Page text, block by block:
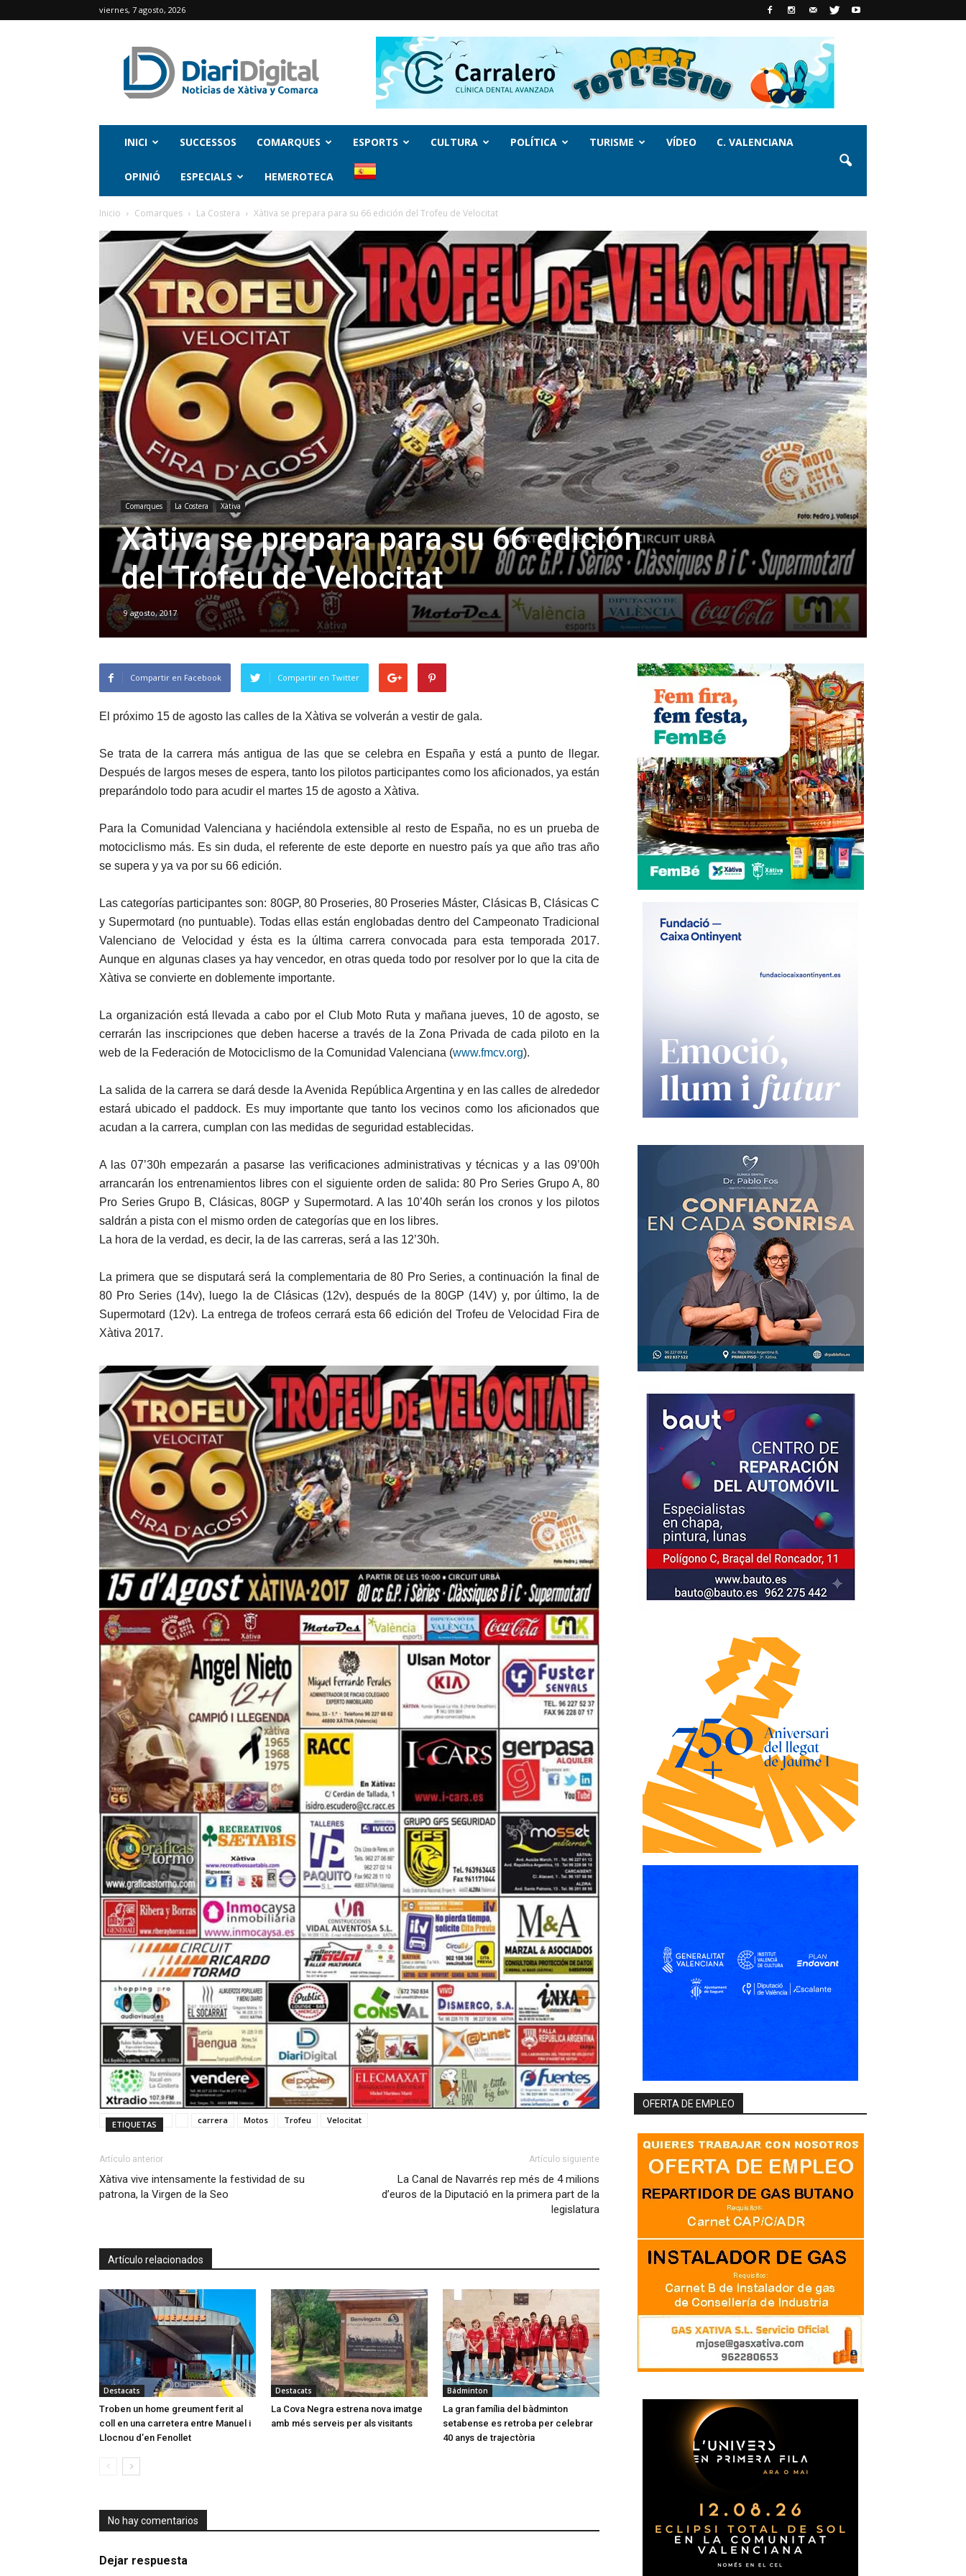
viernes, 7 agosto, 2026
INICI SUCCESSOS COMARQUES ESPORTS CULTURA POLÍTICA TURISME VÍDEO C. VALENCIANA
OPINIÓ ESPECIALS HEMEROTECA
Inicio Comarques La Costera Xàtiva se prepara para su 66 edición del Trofeu de Velocitat
Comarques La Costera Xàtiva
Xàtiva se prepara para su 66 edición
del Trofeu de Velocitat
9 agosto, 2017
Compartir en Facebook Compartir en Twitter
El próximo 15 de agosto las calles de la Xàtiva se volverán a vestir de gala.
Se trata de la carrera más antigua de las que se celebra en España y está a punto de llegar.
Después de largos meses de espera, tanto los pilotos participantes como los aficionados, ya están
preparándolo todo para acudir el martes 15 de agosto a Xàtiva.
Para la Comunidad Valenciana y haciéndola extensible al resto de España, no es un prueba de
motociclismo más. Es sin duda, el referente de este deporte en nuestro país ya que año tras año
se supera y ya va por su 66 edición.
Las categorías participantes son: 80GP, 80 Proseries, 80 Proseries Máster, Clásicas B, Clásicas C
y Supermotard (no puntuable). Todas ellas están englobadas dentro del Campeonato Tradicional
Valenciano de Velocidad y ésta es la última carrera convocada para esta temporada 2017.
Aunque en algunas clases ya hay vencedor, en otras queda todo por resolver por lo que la cita de
Xàtiva se convierte en doblemente importante.
La organización está llevada a cabo por el Club Moto Ruta y mañana jueves, 10 de agosto, se
cerrarán las inscripciones que deben hacerse a través de la Zona Privada de cada piloto en la
web de la Federación de Motociclismo de la Comunidad Valenciana (www.fmcv.org).
La salida de la carrera se dará desde la Avenida República Argentina y en las calles de alrededor
estará ubicado el paddock. Es muy importante que tanto los vecinos como los aficionados que
acudan a la carrera, cumplan con las medidas de seguridad establecidas.
A las 07’30h empezarán a pasarse las verificaciones administrativas y técnicas y a las 09’00h
arrancarán los entrenamientos libres con el siguiente orden de salida: 80 Pro Series Grupo A, 80
Pro Series Grupo B, Clásicas, 80GP y Supermotard. A las 10’40h serán los cronos y los pilotos
saldrán a pista con el mismo orden de categorías que en los libres.
La hora de la verdad, es decir, la de las carreras, será a las 12’30h.
La primera que se disputará será la complementaria de 80 Pro Series, a continuación la final de
80 Pro Series (14v), luego la de Clásicas (12v), después de la 80GP (14V) y, por último, la de
Supermotard (12v). La entrega de trofeos cerrará esta 66 edición del Trofeu de Velocidad Fira de
Xàtiva 2017.
ETIQUETAS carrera Motos Trofeu Velocitat
Artículo anterior
Xàtiva vive intensamente la festividad de su
patrona, la Virgen de la Seo
Artículo siguiente
La Canal de Navarrés rep més de 4 milions
d’euros de la Diputació en la primera part de la
legislatura
Artículo relacionados
Destacats
Troben un home greument ferit al
coll en una carretera entre Manuel i
Llocnou d’en Fenollet
Destacats
La Cova Negra estrena nova imatge
amb més serveis per als visitants
Bádminton
La gran família del bàdminton
setabense es retroba per celebrar
40 anys de trajectòria
No hay comentarios
Dejar respuesta
OFERTA DE EMPLEO